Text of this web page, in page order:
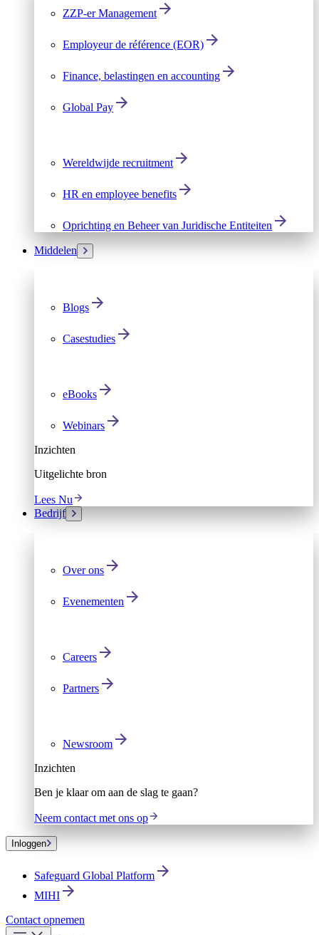
ZZP-er Management
Employeur de référence (EOR)
Finance, belastingen en accounting
Global Pay
Wereldwijde recruitment
HR en employee benefits
Oprichting en Beheer van Juridische Entiteiten
Middelen
Blogs
Casestudies
eBooks
Webinars
Inzichten
Uitgelichte bron
Lees Nu
Bedrijf
Over ons
Evenementen
Careers
Partners
Newsroom
Inzichten
Ben je klaar om aan de slag te gaan?
Neem contact met ons op
Inloggen
Safeguard Global Platform
MIHI
Contact opnemen